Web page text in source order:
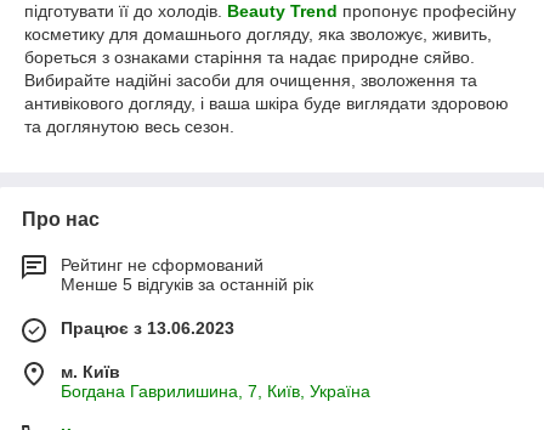
підготувати її до холодів. Beauty Trend пропонує професійну
косметику для домашнього догляду, яка зволожує, живить,
бореться з ознаками старіння та надає природне сяйво.
Вибирайте надійні засоби для очищення, зволоження та
антивікового догляду, і ваша шкіра буде виглядати здоровою
та доглянутою весь сезон.
Про нас
Рейтинг не сформований
Менше 5 відгуків за останній рік
Працює з 13.06.2023
м. Київ
Богдана Гаврилишина, 7, Київ, Україна